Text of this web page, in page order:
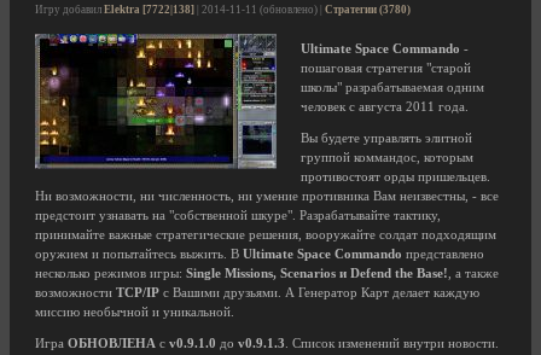
Игру добавил Elektra [7722|138] | 2014-11-11 (обновлено) | Стратегии (3780)
Ultimate Space Commando -
пошаговая стратегия "старой
школы" разрабатываемая одним
человек с августа 2011 года.
Вы будете управлять элитной
группой коммандос, которым
противостоят орды пришельцев.
Ни возможности, ни численность, ни умение противника Вам неизвестны, - все
предстоит узнавать на "собственной шкуре". Разрабатывайте тактику,
принимайте важные стратегические решения, вооружайте солдат подходящим
оружием и попытайтесь выжить. В Ultimate Space Commando представлено
несколько режимов игры: Single Missions, Scenarios и Defend the Base! , а также
возможности TCP/IP с Вашими друзьями. А Генератор Карт делает каждую
миссию необычной и уникальной.
Игра ОБНОВЛЕНА с v0.9.1.0 до v0.9.1.3 . Список изменений внутри новости.